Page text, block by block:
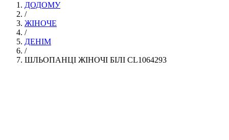
ДОДОМУ
/
ЖІНОЧЕ
/
ДЕНІМ
/
ШЛЬОПАНЦІ ЖІНОЧІ БІЛІ CL1064293